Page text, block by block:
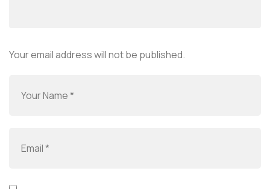
Your email address will not be published.